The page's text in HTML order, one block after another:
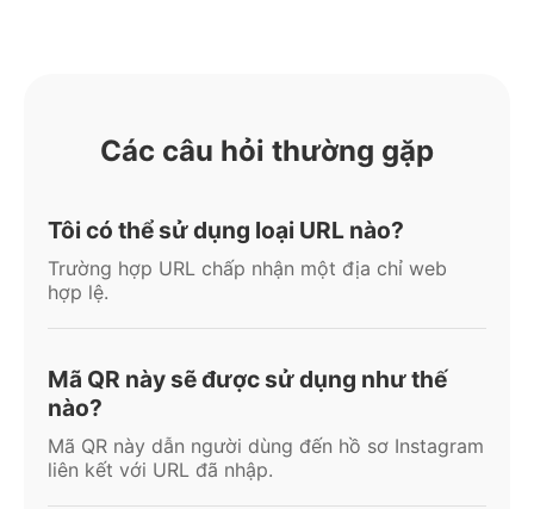
Các câu hỏi thường gặp
Tôi có thể sử dụng loại URL nào?
Trường hợp URL chấp nhận một địa chỉ web
hợp lệ.
Mã QR này sẽ được sử dụng như thế
nào?
Mã QR này dẫn người dùng đến hồ sơ Instagram
liên kết với URL đã nhập.